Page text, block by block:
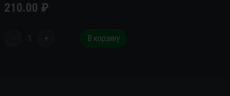
210.00 ₽
- 1 + В корзину